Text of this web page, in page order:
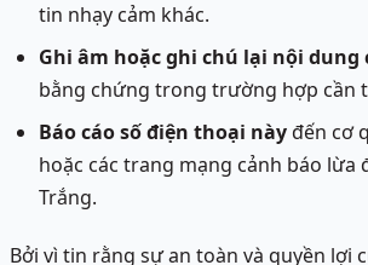
tin nhạy cảm khác.
Ghi âm hoặc ghi chú lại nội dung
bằng chứng trong trường hợp cần
Báo cáo số điện thoại nàyđến cơ
hoặc các trang mạng cảnh báo lừa
Trắng.
Bởi vì tin rằng sự an toàn và quyền lợi